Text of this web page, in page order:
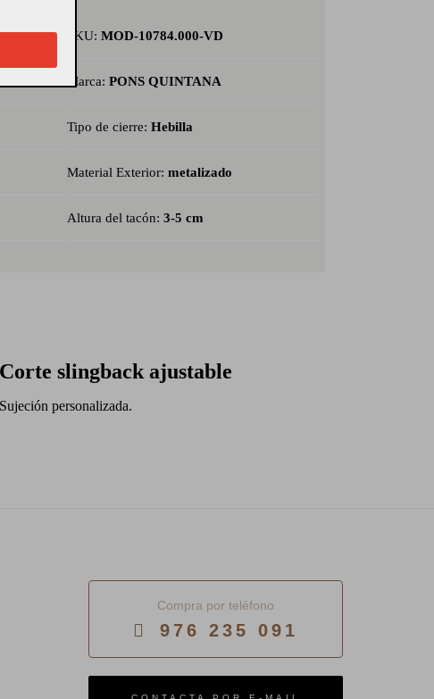
SKU: MOD-10784.000-VD
Marca: PONS QUINTANA
Tipo de cierre: Hebilla
Material Exterior: metalizado
Altura del tacón: 3-5 cm
Corte slingback ajustable
Sujeción personalizada.
Compra por teléfono
976 235 091